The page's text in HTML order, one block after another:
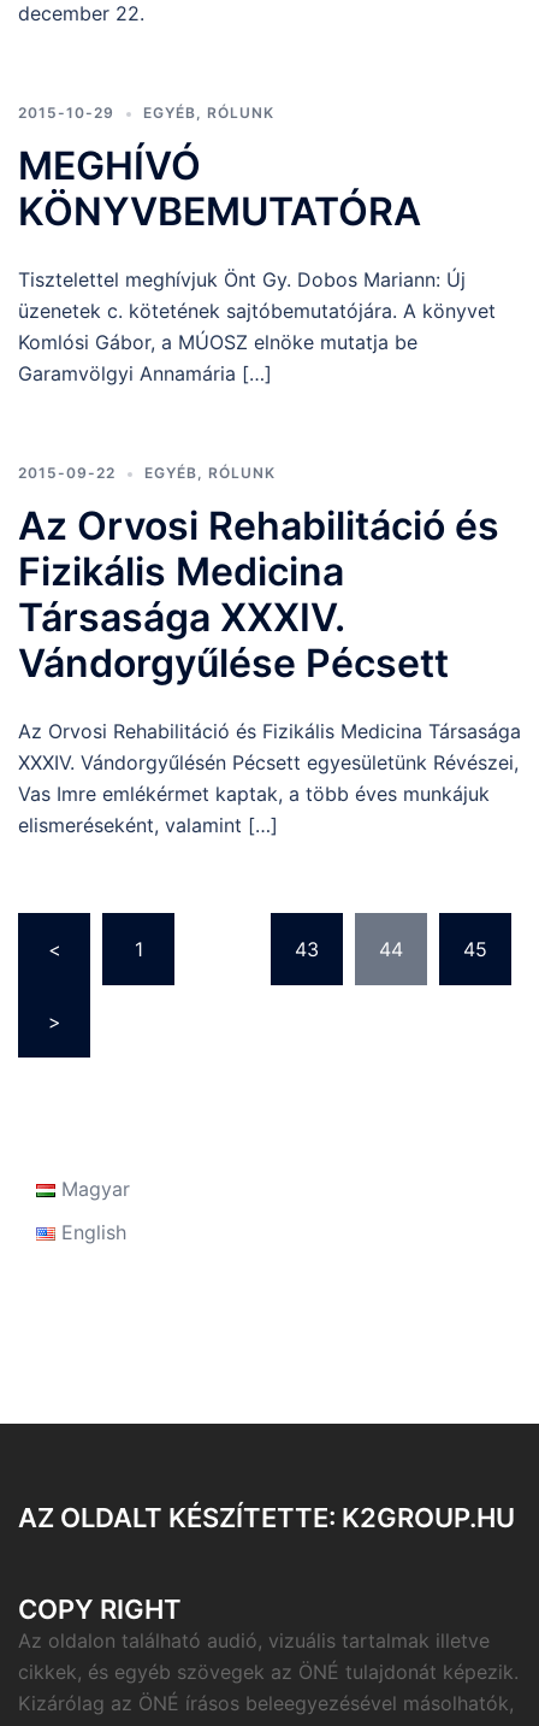
december 22.
2015-10-29 EGYÉB, RÓLUNK
MEGHÍVÓ
KÖNYVBEMUTATÓRA
Tisztelettel meghívjuk Önt Gy. Dobos Mariann: Új
üzenetek c. kötetének sajtóbemutatójára. A könyvet
Komlósi Gábor, a MÚOSZ elnöke mutatja be
Garamvölgyi Annamária […]
2015-09-22 EGYÉB, RÓLUNK
Az Orvosi Rehabilitáció és
Fizikális Medicina
Társasága XXXIV.
Vándorgyűlése Pécsett
Az Orvosi Rehabilitáció és Fizikális Medicina Társasága
XXXIV. Vándorgyűlésén Pécsett egyesületünk Révészei,
Vas Imre emlékérmet kaptak, a több éves munkájuk
elismeréseként, valamint […]
lapozása
< 1 43 44 45
>
Magyar
English
AZ OLDALT KÉSZÍTETTE: K2GROUP.HU
COPY RIGHT
Az oldalon található audió, vizuális tartalmak illetve
cikkek, és egyéb szövegek az ÖNÉ tulajdonát képezik.
Kizárólag az ÖNÉ írásos beleegyezésével másolhatók,